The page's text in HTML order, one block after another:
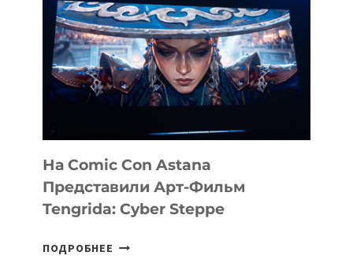
На Comic Con Astana
Представили Арт-Фильм
Tengrida: Cyber Steppe
ПОДРОБНЕЕ